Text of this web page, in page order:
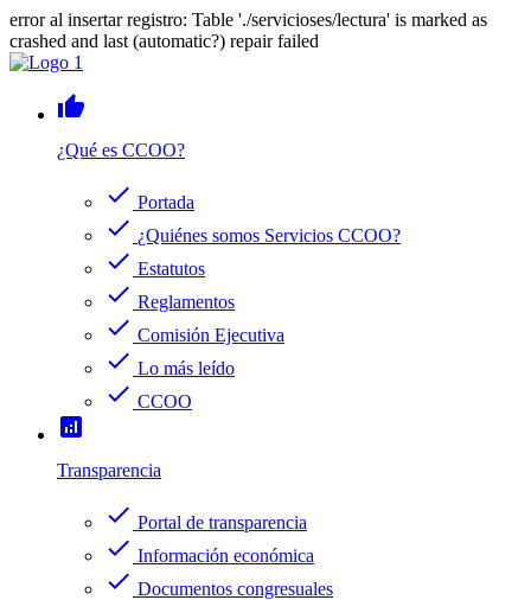
error al insertar registro: Table './servicioses/lectura' is marked as
crashed and last (automatic?) repair failed
thumb_up
¿Qué es CCOO?
check Portada
check ¿Quiénes somos Servicios CCOO?
check Estatutos
check Reglamentos
check Comisión Ejecutiva
check Lo más leído
check CCOO
analytics
Transparencia
check Portal de transparencia
check Información económica
check Documentos congresuales